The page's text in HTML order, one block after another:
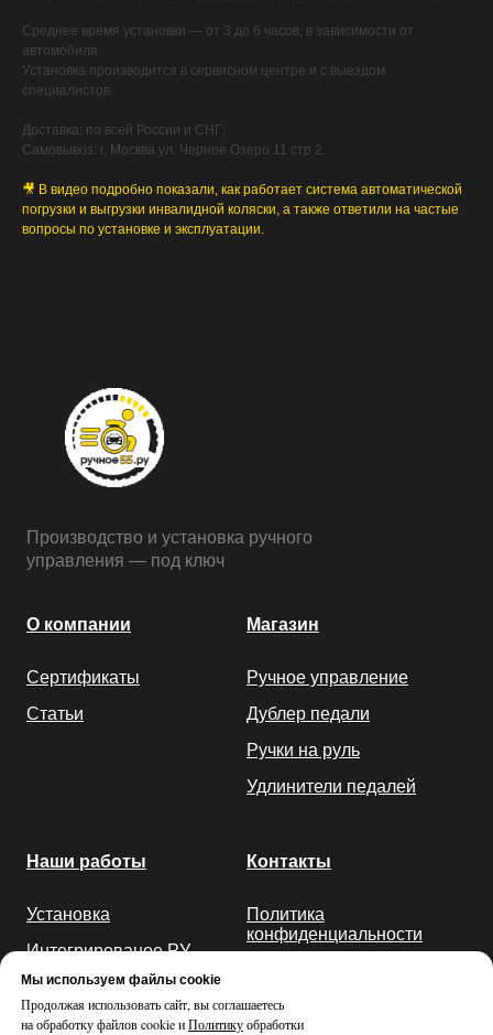
Среднее время установки — от 3 до 6 часов, в зависимости от
автомобиля.
Установка производится в сервисном центре и с выездом
специалистов.
Доставка: по всей России и СНГ;
Самовывоз: г. Москва ул. Черное Озеро 11 стр 2.
🎥 В видео подробно показали, как работает система автоматической
погрузки и выгрузки инвалидной коляски, а также ответили на частые
вопросы по установке и эксплуатации.
Производство и установка ручного
управления — под ключ
О компании
Сертификаты
Статьи
Магазин
Ручное управление
Дублер педали
Ручки на руль
Удлинители педалей
Наши работы
Установка
Интегрированое РУ
РУ газ-тормоз
Подрулевое РУ
Контакты
Политика
конфиденциальности
Мы используем файлы cookie
Продолжая использовать сайт, вы соглашаетесь
на обработку файлов cookie иПолитикуобработки